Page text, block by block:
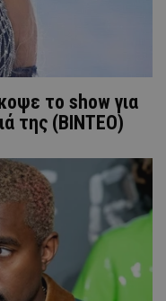
το show για
της (ΒΙΝΤΕΟ)